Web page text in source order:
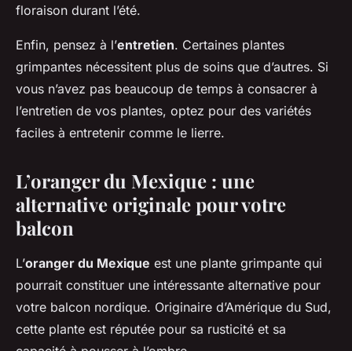
floraison durant l’été.
Enfin, pensez à l’entretien. Certaines plantes
grimpantes nécessitent plus de soins que d’autres. Si
vous n’avez pas beaucoup de temps à consacrer à
l’entretien de vos plantes, optez pour des variétés
faciles à entretenir comme le lierre.
L’oranger du Mexique : une
alternative originale pour votre
balcon
L’oranger du Mexique est une plante grimpante qui
pourrait constituer une intéressante alternative pour
votre balcon nordique. Originaire d’Amérique du Sud,
cette plante est réputée pour sa rusticité et sa